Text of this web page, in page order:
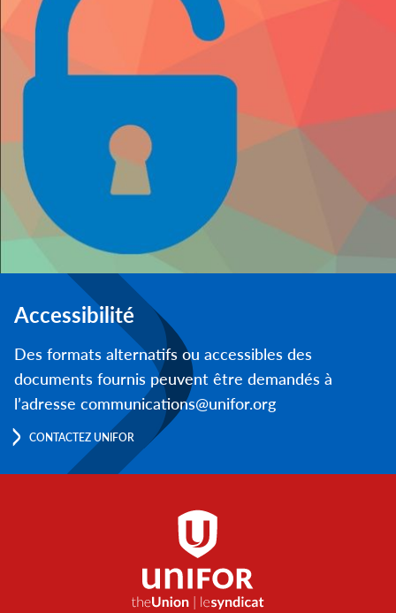
Accessibilité
Des formats alternatifs ou accessibles des
documents fournis peuvent être demandés à
l’adresse communications@unifor.org
CONTACTEZ UNIFOR